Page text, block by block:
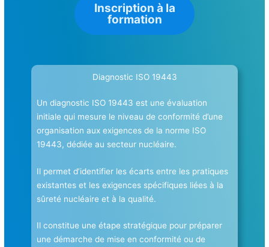
Inscription à la
formation
Diagnostic ISO 19443
Un diagnostic ISO 19443 est une évaluation
initiale qui mesure le niveau de conformité d’une
organisation aux exigences de la norme ISO
19443, dédiée au secteur nucléaire.
Il permet d’identifier les écarts entre les pratiques
existantes et les exigences spécifiques liées à la
sûreté nucléaire et à la qualité.
Il constitue une étape stratégique pour préparer
une démarche de mise en conformité ou de